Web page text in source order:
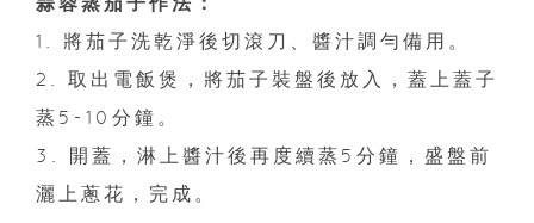
1. 將茄子洗乾淨後切滾刀、醬汁調勻備用。
2. 取出電飯煲，將茄子裝盤後放入，蓋上蓋子
蒸5-10分鐘。
3. 開蓋，淋上醬汁後再度續蒸5分鐘，盛盤前
灑上蔥花，完成。